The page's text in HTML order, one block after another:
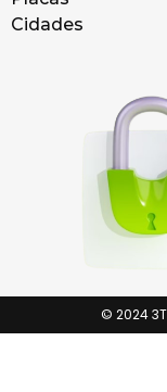
Cidades
© 2024